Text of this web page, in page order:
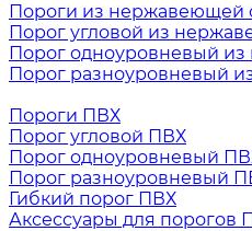
Пороги из нержавеющей
Порог угловой из
Порог одноуровневый
Порог разноуровневый
Пороги ПВХ
Порог угловой ПВХ
Порог одноуровневый
Порог разноуровневый
Гибкий порог ПВХ
Аксессуары для порогов